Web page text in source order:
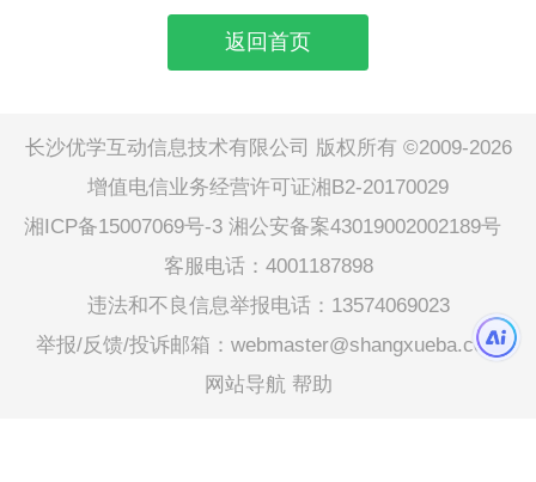
返回首页
长沙优学互动信息技术有限公司 版权所有 ©2009-2026
增值电信业务经营许可证湘B2-20170029
湘ICP备15007069号-3 湘公安备案43019002002189号
客服电话：4001187898
违法和不良信息举报电话：13574069023
举报/反馈/投诉邮箱：webmaster@shangxueba.com
网站导航 帮助